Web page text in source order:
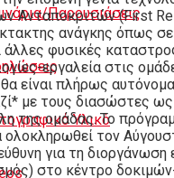
Παρουσιάσεις
Υλικό
Ανταποκριτών (First
ανάγκης όπως
άλλες φυσικές
εργαλεία στις
θα είναι πλήρως
με τους διασώστες ως
της ομάδας. Το
ολοκληρωθεί τον
για τη διοργάνωση
στο κέντρο